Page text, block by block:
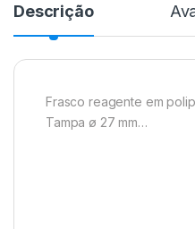
Descrição
Frasco reagente em
Tampa ø 27 mm…